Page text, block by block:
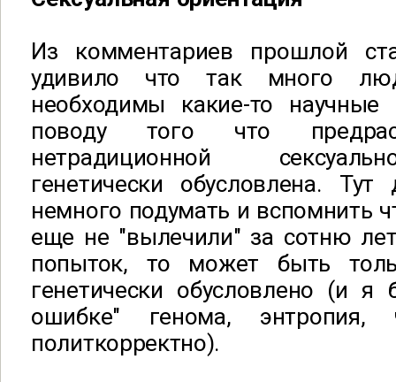
Из комментариев прошлой
удивило что так много
необходимы какие-то научные
поводу того что
нетрадиционной
генетически обусловлена.
немного подумать и вспомнить
еще не "вылечили" за сотню
попыток, то может быть
генетически обусловлено (и
ошибке" генома,
политкорректно).